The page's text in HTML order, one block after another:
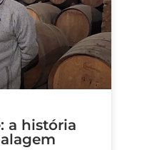
a história